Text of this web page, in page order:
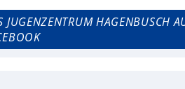
JUGENZENTRUM HAGENBUSCH